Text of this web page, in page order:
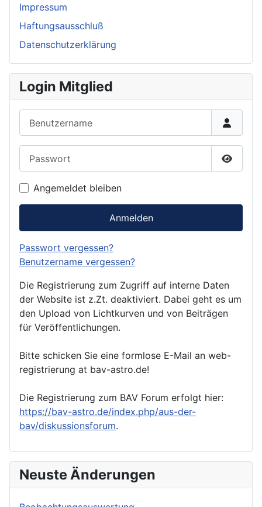
Impressum
Haftungsausschluß
Datenschutzerklärung
Login Mitglied
Angemeldet bleiben
Anmelden
Passwort vergessen?
Benutzername vergessen?
Die Registrierung zum Zugriff auf interne Daten
der Website ist z.Zt. deaktiviert. Dabei geht es um
den Upload von Lichtkurven und von Beiträgen
für Veröffentlichungen.
Bitte schicken Sie eine formlose E-Mail an web-
registrierung at bav-astro.de!
Die Registrierung zum BAV Forum erfolgt hier:
https://bav-astro.de/index.php/aus-der-
bav/diskussionsforum.
Neuste Änderungen